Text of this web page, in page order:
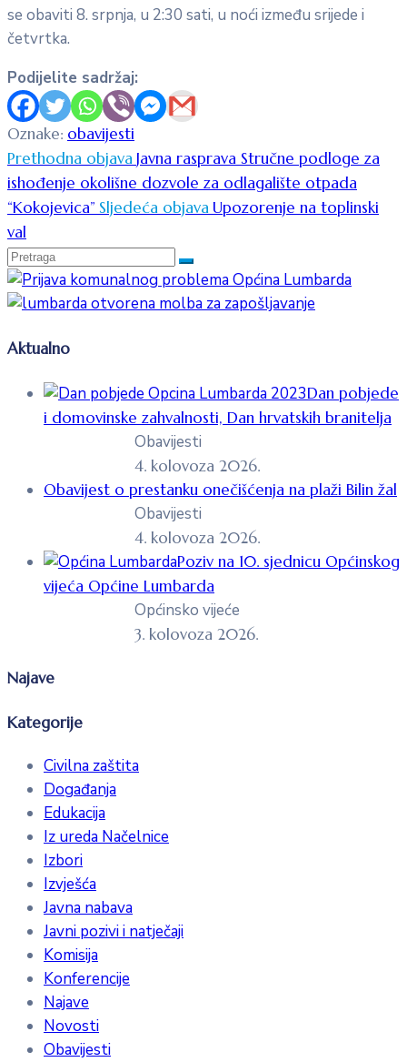
se obaviti 8. srpnja, u 2:30 sati, u noći između srijede i
četvrtka.
Podijelite sadržaj:
Oznake: obavijesti
Prethodna objavaJavna rasprava Stručne podloge za
ishođenje okolišne dozvole za odlagalište otpada
“Kokojevica” Sljedeća objavaUpozorenje na toplinski
val
Aktualno
Dan pobjede
i domovinske zahvalnosti, Dan hrvatskih branitelja
Obavijesti
4. kolovoza 2026.
Obavijest o prestanku onečišćenja na plaži Bilin žal
Obavijesti
4. kolovoza 2026.
Poziv na 10. sjednicu Općinskog
vijeća Općine Lumbarda
Općinsko vijeće
3. kolovoza 2026.
Najave
Kategorije
Civilna zaštita
Događanja
Edukacija
Iz ureda Načelnice
Izbori
Izvješća
Javna nabava
Javni pozivi i natječaji
Komisija
Konferencije
Najave
Novosti
Obavijesti